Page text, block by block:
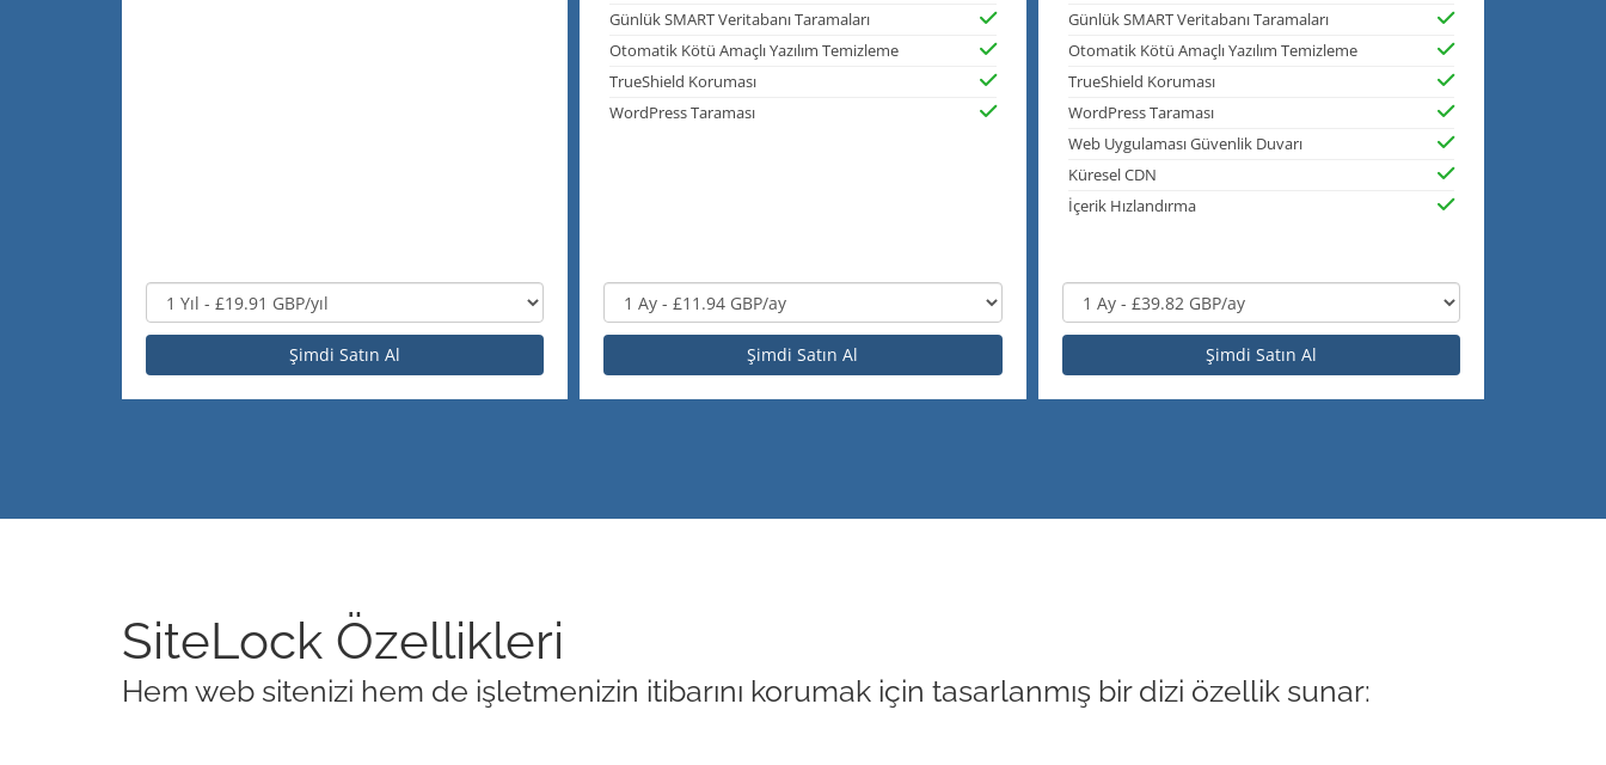
Şimdi Satın Al
Günlük SMART Veritabanı Taramaları
Otomatik Kötü Amaçlı Yazılım Temizleme
TrueShield Koruması
WordPress Taraması
Şimdi Satın Al
Günlük SMART Veritabanı Taramaları
Otomatik Kötü Amaçlı Yazılım Temizleme
TrueShield Koruması
WordPress Taraması
Web Uygulaması Güvenlik Duvarı
Küresel CDN
İçerik Hızlandırma
Şimdi Satın Al
SiteLock Özellikleri
Hem web sitenizi hem de işletmenizin itibarını korumak için tasarlanmış bir dizi özellik sunar: